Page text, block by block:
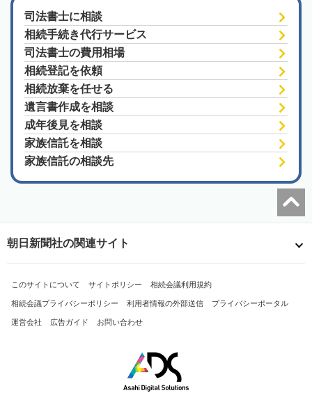
司法書士に相談
相続手続き代行サービス
司法書士の費用相場
相続登記を依頼
相続放棄を任せる
遺言書作成を相談
成年後見を相談
家族信託を相談
家族信託の相談先
朝日新聞社の関連サイト
このサイトについて サイトポリシー 相続会議利用規約
相続会議プライバシーポリシー 利用者情報の外部送信 プライバシーポータル
運営会社 広告ガイド お問い合わせ